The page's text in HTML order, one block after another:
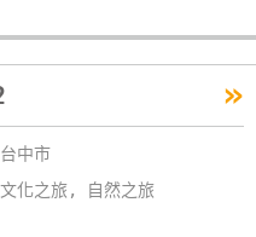
»
台中市
文化之旅, 自然之旅